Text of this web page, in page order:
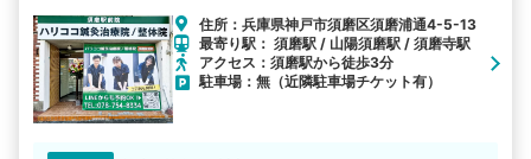
住所：兵庫県神戸市須磨区須磨浦通4-5-13
最寄り駅： 須磨駅 / 山陽須磨駅 / 須磨寺駅
アクセス：須磨駅から徒歩3分
駐車場：無（近隣駐車場チケット有）